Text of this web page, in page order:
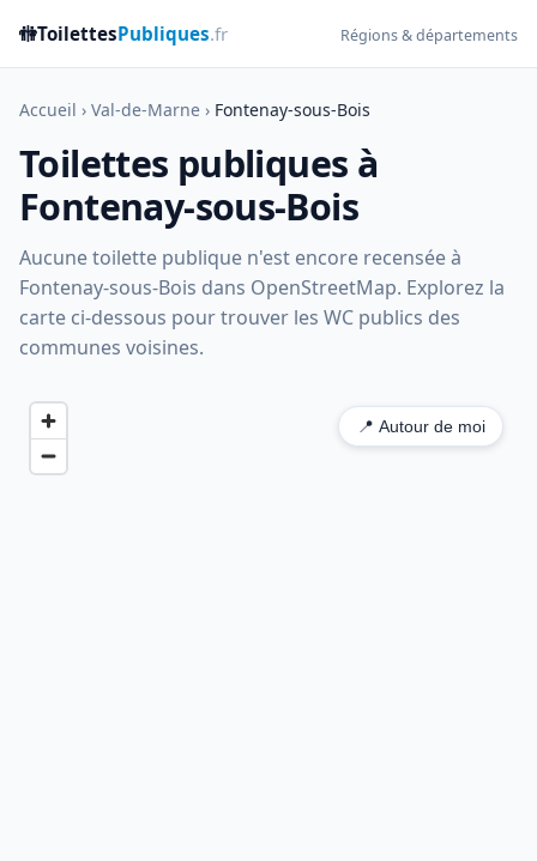
🚻ToilettesPubliques.fr Régions & départements
Accueil › Val-de-Marne › Fontenay-sous-Bois
Toilettes publiques à
Fontenay-sous-Bois
Aucune toilette publique n'est encore recensée à
Fontenay-sous-Bois dans OpenStreetMap. Explorez la
carte ci-dessous pour trouver les WC publics des
communes voisines.
📍 Autour de moi